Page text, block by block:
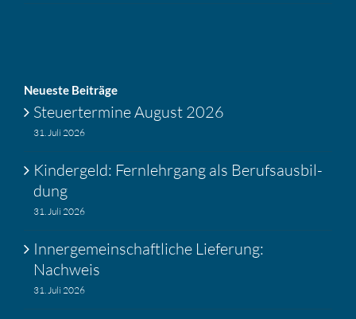
Neueste Beiträge
Steuer­ter­mine August 2026
31. Juli 2026
Kinder­geld: Fernlehr­gang als Berufs­aus­bil­
dung
31. Juli 2026
Inner­ge­mein­schaft­liche Liefe­rung:
Nachweis
31. Juli 2026